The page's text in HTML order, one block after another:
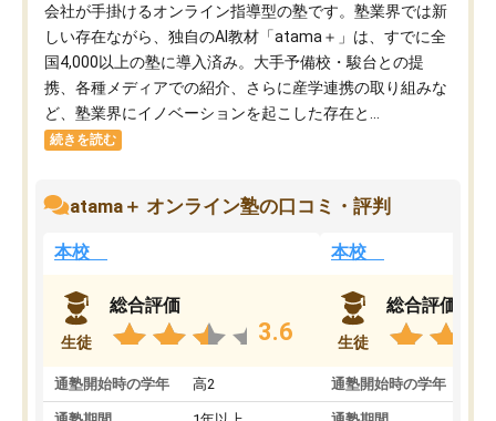
会社が手掛けるオンライン指導型の塾です。塾業界では新
しい存在ながら、独自のAI教材「atama＋」は、すでに全
国4,000以上の塾に導入済み。大手予備校・駿台との提
携、各種メディアでの紹介、さらに産学連携の取り組みな
ど、塾業界にイノベーションを起こした存在と...
続きを読む
atama＋ オンライン塾の口コミ・評判
本校
生徒
総合評価
3.6
通塾開始時の学年 高2
本校
生徒
総合評価
通塾開始時の学年